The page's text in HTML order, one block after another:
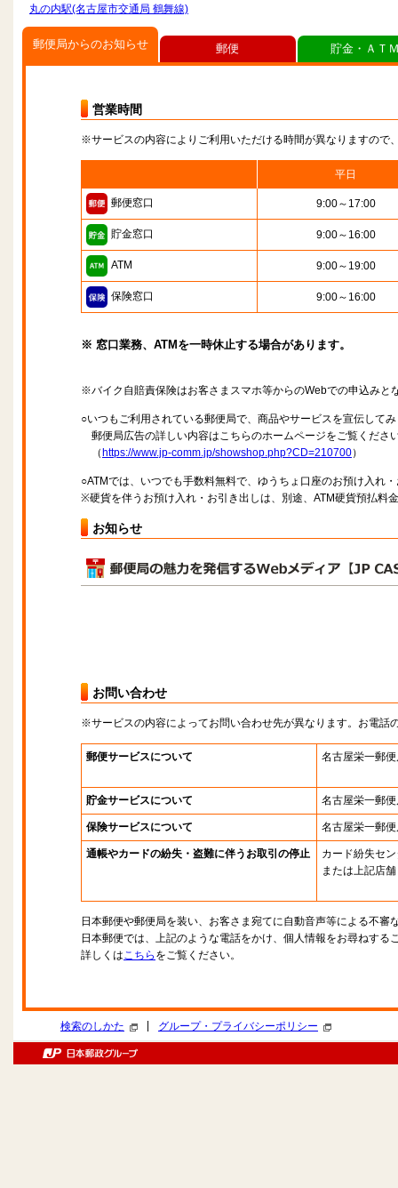
丸の内駅(名古屋市交通局 鶴舞線)
郵便局からのお知らせ
営業時間
※サービスの内容によりご利用いただける時間が異なりますので
平日
郵便窓口 9:00～17:00
貯金窓口 9:00～16:00
ATM 9:00～19:00
保険窓口 9:00～16:00
※ 窓口業務、ATMを一時休止する場合があります。
※バイク自賠責保険はお客さまスマホ等からのWebでの申込みと
○いつもご利用されている郵便局で、商品やサービスを宣伝して
郵便局広告の詳しい内容はこちらのホームページをご覧くださ
（ https://www.jp-comm.jp/showshop.php?CD=210700）
○ATMでは、いつでも手数料無料で、ゆうちょ口座のお預け入れ
※硬貨を伴うお預け入れ・お引き出しは、別途、ATM硬貨預払料
お知らせ
お問い合わせ
※サービスの内容によってお問い合わせ先が異なります。お電話
郵便サービスについて 名古屋栄一郵
貯金サービスについて 名古屋栄一郵
保険サービスについて 名古屋栄一郵
通帳やカードの紛失・盗難に伴うお取引の停止
カード紛失セ
または上記店舗
日本郵便や郵便局を装い、お客さま宛てに自動音声等による不審
日本郵便では、上記のような電話をかけ、個人情報をお尋ねする
詳しくはこちら をご覧ください。
郵便 貯金・ＡＴ
検索のしかた グループ・プライバシーポリシー